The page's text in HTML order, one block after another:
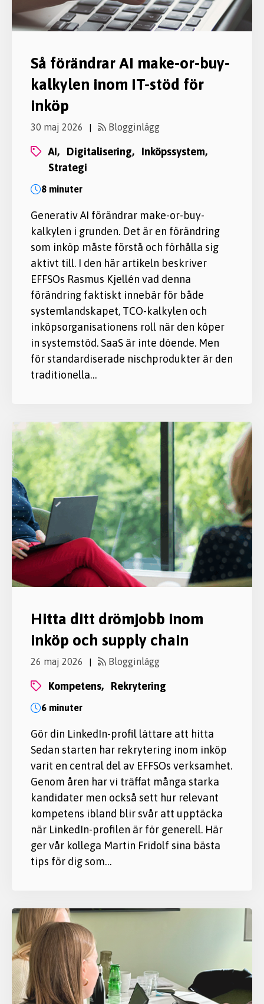
Så förändrar AI make-or-buy-
kalkylen inom IT-stöd för
inköp
30 maj 2026 | Blogginlägg
AI, digitalisering,
inköpssystem,
strategi
8 minuter
Generativ AI förändrar make-or-buy-
kalkylen i grunden. Det är en förändring
som inköp måste förstå och förhålla sig
aktivt till. I den här artikeln beskriver
EFFSOs Rasmus Kjellén vad denna
förändring faktiskt innebär för både
systemlandskapet, TCO-kalkylen och
inköpsorganisationens roll när den köper
in systemstöd. SaaS är inte döende. Men
för standardiserade nischprodukter är den
traditionella…
Hitta ditt drömjobb inom
inköp och supply chain
26 maj 2026 | Blogginlägg
kompetens, rekrytering
6 minuter
Gör din LinkedIn-profil lättare att hitta
Sedan starten har rekrytering inom inköp
varit en central del av EFFSOs verksamhet.
Genom åren har vi träffat många starka
kandidater men också sett hur relevant
kompetens ibland blir svår att upptäcka
när LinkedIn-profilen är för generell. Här
ger vår kollega Martin Fridolf sina bästa
tips för dig som…